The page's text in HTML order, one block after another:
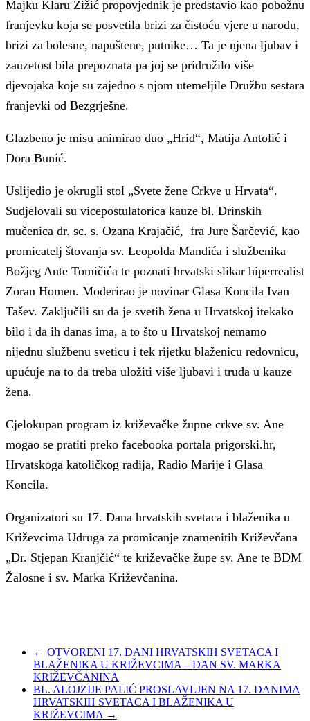
Majku Klaru Žižić propovjednik je predstavio kao pobožnu
franjevku koja se posvetila brizi za čistoću vjere u narodu,
brizi za bolesne, napuštene, putnike… Ta je njena ljubav i
zauzetost bila prepoznata pa joj se pridružilo više
djevojaka koje su zajedno s njom utemeljile Družbu sestara
franjevki od Bezgrješne.
Glazbeno je misu animirao duo „Hrid“, Matija Antolić i
Dora Bunić.
Uslijedio je okrugli stol „Svete žene Crkve u Hrvata“.
Sudjelovali su vicepostulatorica kauze bl. Drinskih
mučenica dr. sc. s. Ozana Krajačić, fra Jure Šarčević, kao
promicatelj štovanja sv. Leopolda Mandića i službenika
Božjeg Ante Tomičića te poznati hrvatski slikar hiperrealist
Zoran Homen. Moderirao je novinar Glasa Koncila Ivan
Tašev. Zaključili su da je svetih žena u Hrvatskoj itekako
bilo i da ih danas ima, a to što u Hrvatskoj nemamo
nijednu službenu sveticu i tek rijetku blaženicu redovnicu,
upućuje na to da treba uložiti više ljubavi i truda u kauze
žena.
Cjelokupan program iz križevačke župne crkve sv. Ane
mogao se pratiti preko facebooka portala prigorski.hr,
Hrvatskoga katoličkog radija, Radio Marije i Glasa
Koncila.
Organizatori su 17. Dana hrvatskih svetaca i blaženika u
Križevcima Udruga za promicanje znamenitih Križevčana
„Dr. Stjepan Kranjčić“ te križevačke župe sv. Ane te BDM
Žalosne i sv. Marka Križevčanina.
← OTVORENI 17. DANI HRVATSKIH SVETACA I
BLAŽENIKA U KRIŽEVCIMA – DAN SV. MARKA
KRIŽEVČANINA
BL. ALOJZIJE PALIĆ PROSLAVLJEN NA 17. DANIMA
HRVATSKIH SVETACA I BLAŽENIKA U
KRIŽEVCIMA →